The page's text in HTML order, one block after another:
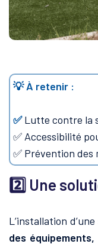
💡 À retenir :
✅Lutte contre la
✅ Accessibilité
✅ Prévention des
2️⃣ Une
L’installation
des